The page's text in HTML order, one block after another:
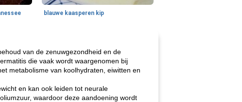
blauwe kaasperen kip
van de zenuwgezondheid en de
die vaak wordt waargenomen bij
metabolisme van koolhydraten, eiwitten en
en kan ook leiden tot neurale
waardoor deze aandoening wordt